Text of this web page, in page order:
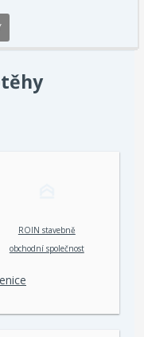
ROIN stavebně
obchodní společnost